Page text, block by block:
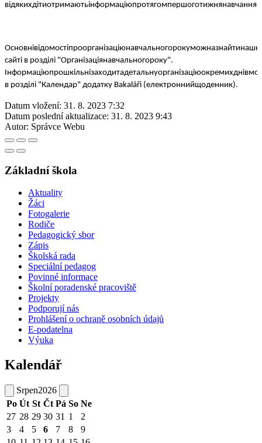
відякихдітиотримаютьінформаціюпротягомпершоготижнянавчання
Основнівідомостіпроорганізаціюнавчальногорокуможназнайтина
сайті в розділі "Організаціянавчальногороку".
Інформаціюпрошкільнізаходитадетальнуорганізаціюокремихднів
в розділі " Календар" додатку Bakaláři (електроннийщоденник).
Datum vložení: 31. 8. 2023 7:32
Datum poslední aktualizace: 31. 8. 2023 9:43
Autor: Správce Webu
Základní škola
Aktuality
Žáci
Fotogalerie
Rodiče
Pedagogický sbor
Zápis
Školská rada
Speciální pedagog
Povinné informace
Školní poradenské pracoviště
Projekty
Podporují nás
Prohlášení o ochraně osobních údajů
E-podatelna
Výuka
Kalendář
Srpen2026
Po Út St Čt Pá So Ne
27 28 29 30 31 1
2
3
4 5 6 7 8
9